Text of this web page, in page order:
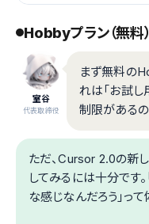
Hobbyプラン（無料
室谷
代表取締役
まず無料の
れは「お試し
制限があるの
ただ、Cursor 2.0の新
してみるには十分です
な感じなんだろう」っ